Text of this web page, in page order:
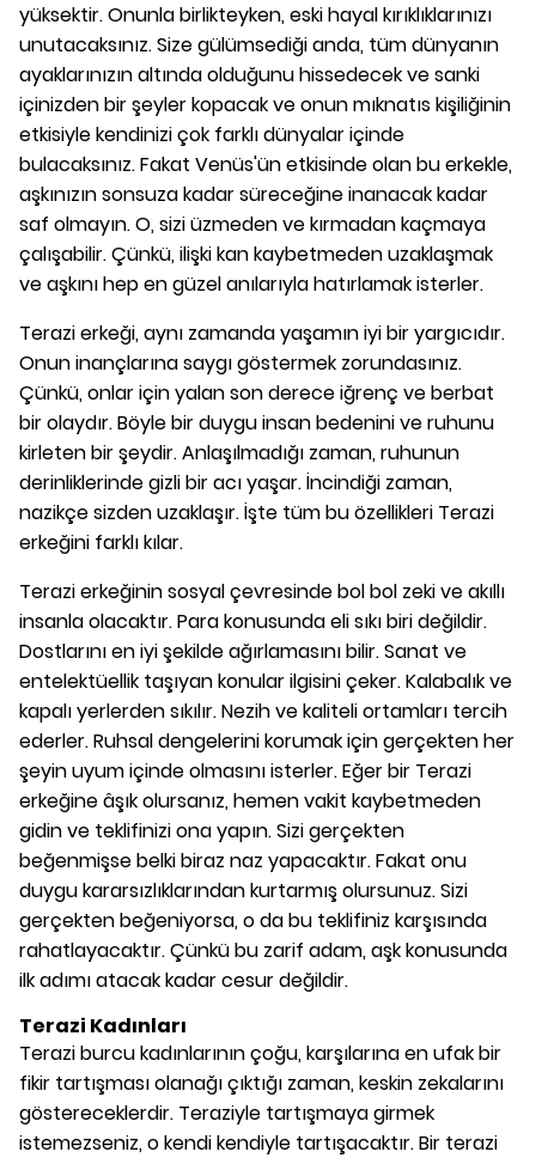
yüksektir. Onunla birlikteyken, eski hayal kırıklıklarınızı
unutacaksınız. Size gülümsediği anda, tüm dünyanın
ayaklarınızın altında olduğunu hissedecek ve sanki
içinizden bir şeyler kopacak ve onun mıknatıs kişiliğinin
etkisiyle kendinizi çok farklı dünyalar içinde
bulacaksınız. Fakat Venüs'ün etkisinde olan bu erkekle,
aşkınızın sonsuza kadar süreceğine inanacak kadar
saf olmayın. O, sizi üzmeden ve kırmadan kaçmaya
çalışabilir. Çünkü, ilişki kan kaybetmeden uzaklaşmak
ve aşkını hep en güzel anılarıyla hatırlamak isterler.
Terazi erkeği, aynı zamanda yaşamın iyi bir yargıcıdır.
Onun inançlarına saygı göstermek zorundasınız.
Çünkü, onlar için yalan son derece iğrenç ve berbat
bir olaydır. Böyle bir duygu insan bedenini ve ruhunu
kirleten bir şeydir. Anlaşılmadığı zaman, ruhunun
derinliklerinde gizli bir acı yaşar. İncindiği zaman,
nazikçe sizden uzaklaşır. İşte tüm bu özellikleri Terazi
erkeğini farklı kılar.
Terazi erkeğinin sosyal çevresinde bol bol zeki ve akıllı
insanla olacaktır. Para konusunda eli sıkı biri değildir.
Dostlarını en iyi şekilde ağırlamasını bilir. Sanat ve
entelektüellik taşıyan konular ilgisini çeker. Kalabalık ve
kapalı yerlerden sıkılır. Nezih ve kaliteli ortamları tercih
ederler. Ruhsal dengelerini korumak için gerçekten her
şeyin uyum içinde olmasını isterler. Eğer bir Terazi
erkeğine âşık olursanız, hemen vakit kaybetmeden
gidin ve teklifinizi ona yapın. Sizi gerçekten
beğenmişse belki biraz naz yapacaktır. Fakat onu
duygu kararsızlıklarından kurtarmış olursunuz. Sizi
gerçekten beğeniyorsa, o da bu teklifiniz karşısında
rahatlayacaktır. Çünkü bu zarif adam, aşk konusunda
ilk adımı atacak kadar cesur değildir.
Terazi Kadınları
Terazi burcu kadınlarının çoğu, karşılarına en ufak bir
fikir tartışması olanağı çıktığı zaman, keskin zekalarını
göstereceklerdir. Teraziyle tartışmaya girmek
istemezseniz, o kendi kendiyle tartışacaktır. Bir terazi